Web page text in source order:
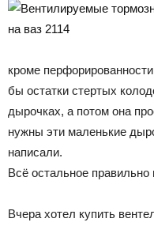
кроме
бы остатки стертых
дырочках, а потом она
нужны эти маленькие
написали.
Всё остальное правильно
Вчера хотел купить